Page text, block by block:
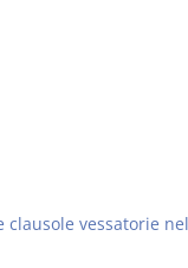
clausole vessatorie